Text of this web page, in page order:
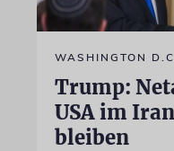
WASHINGTON
Trump:
USA im
bleiben